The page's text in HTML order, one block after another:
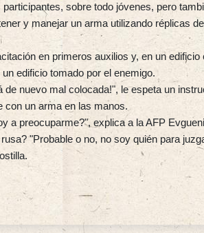
sobre todo jóvenes, pero
y manejar un arma utilizando réplicas
en primeros auxilios y, en un
edificio tomado por el enemigo.
de nuevo mal colocada!", le espeta un
con un arma en las manos.
a preocuparme?", explica a la AFP
"Probable o no, no soy quién para